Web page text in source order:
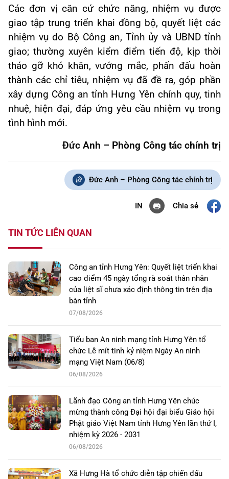
Các đơn vị căn cứ chức năng, nhiệm vụ được
giao tập trung triển khai đồng bộ, quyết liệt các
nhiệm vụ do Bộ Công an, Tỉnh ủy và UBND tỉnh
giao; thường xuyên kiểm điểm tiến độ, kịp thời
tháo gỡ khó khăn, vướng mắc, phấn đấu hoàn
thành các chỉ tiêu, nhiệm vụ đã đề ra, góp phần
xây dựng Công an tỉnh Hưng Yên chính quy, tinh
nhuệ, hiện đại, đáp ứng yêu cầu nhiệm vụ trong
tình hình mới.
Đức Anh – Phòng Công tác chính trị
Đức Anh – Phòng Công tác chính trị
IN Chia sẻ
TIN TỨC LIÊN QUAN
Công an tỉnh Hưng Yên: Quyết liệt triển khai
cao điểm 45 ngày tổng rà soát thân nhân
của liệt sĩ chưa xác định thông tin trên địa
bàn tỉnh
07/08/2026
Tiểu ban An ninh mạng tỉnh Hưng Yên tổ
chức Lễ mít tinh kỷ niệm Ngày An ninh
mạng Việt Nam (06/8)
06/08/2026
Lãnh đạo Công an tỉnh Hưng Yên chúc
mừng thành công Đại hội đại biểu Giáo hội
Phật giáo Việt Nam tỉnh Hưng Yên lần thứ I,
nhiệm kỳ 2026 - 2031
06/08/2026
Xã Hưng Hà tổ chức diễn tập chiến đấu